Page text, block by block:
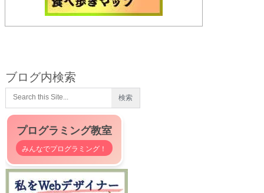
ブログ内検索
プログラミング教室
みんなでプログラミング！